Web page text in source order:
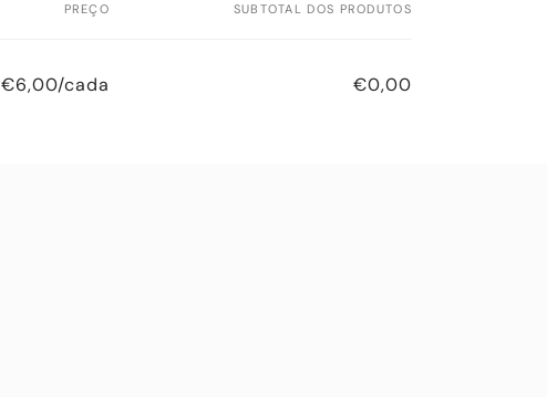
PREÇO SUBTOTAL DOS PRODUTOS
€6,00/cada
€0,00